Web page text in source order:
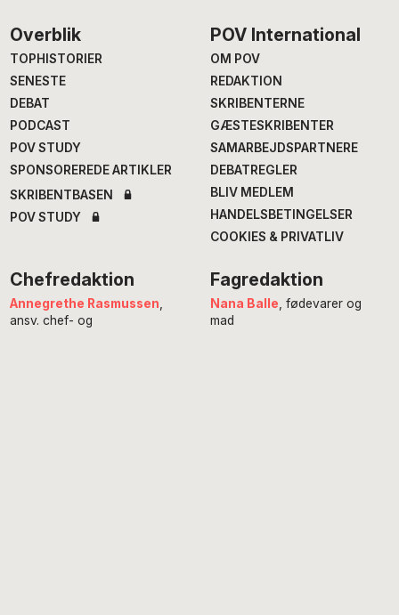
Footer
Overblik
TOPHISTORIER
SENESTE
DEBAT
PODCAST
POV STUDY
SPONSOREREDE ARTIKLER
SKRIBENTBASEN
POV STUDY
POV International
OM POV
REDAKTION
SKRIBENTERNE
GÆSTESKRIBENTER
SAMARBEJDSPARTNERE
DEBATREGLER
BLIV MEDLEM
HANDELSBETINGELSER
COOKIES & PRIVATLIV
Chefredaktion
Annegrethe Rasmussen,
ansv. chef- og
Fagredaktion
Nana Balle, fødevarer og
mad